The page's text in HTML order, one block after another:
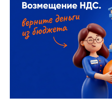
Айгуль Шадрина
Основатель и генеральный
дата публикации